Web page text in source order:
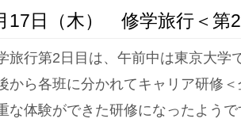
17日（木） 修学旅行＜第
旅行第2日目は、午前中は東京大学
から各班に分かれてキャリア研修
な体験ができた研修になったよう